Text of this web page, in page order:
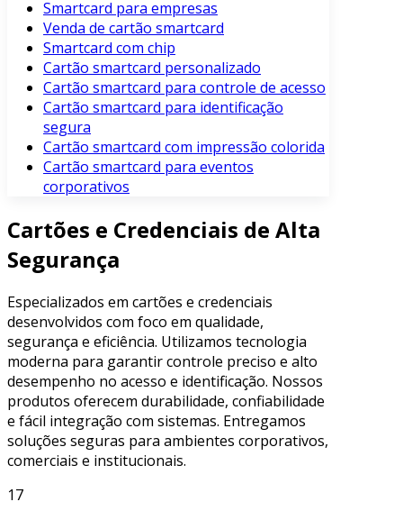
Smartcard para empresas
Venda de cartão smartcard
Smartcard com chip
Cartão smartcard personalizado
Cartão smartcard para controle de acesso
Cartão smartcard para identificação
segura
Cartão smartcard com impressão colorida
Cartão smartcard para eventos
corporativos
Cartões e Credenciais de Alta
Segurança
Especializados em cartões e credenciais
desenvolvidos com foco em qualidade,
segurança e eficiência. Utilizamos tecnologia
moderna para garantir controle preciso e alto
desempenho no acesso e identificação. Nossos
produtos oferecem durabilidade, confiabilidade
e fácil integração com sistemas. Entregamos
soluções seguras para ambientes corporativos,
comerciais e institucionais.
17